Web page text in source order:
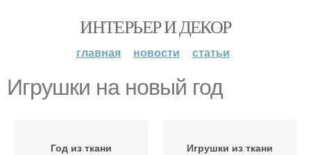
ИНТЕРЬЕР И ДЕКОР
главная новости статьи
Игрушки на новый год
Год из ткани Игрушки из ткани